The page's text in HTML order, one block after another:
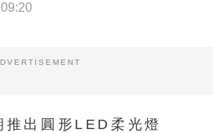
出圓形LED柔光燈